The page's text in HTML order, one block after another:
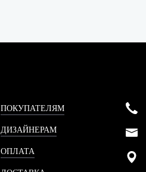
ПОКУПАТЕЛЯМ
ДИЗАЙНЕРАМ
ОПЛАТА